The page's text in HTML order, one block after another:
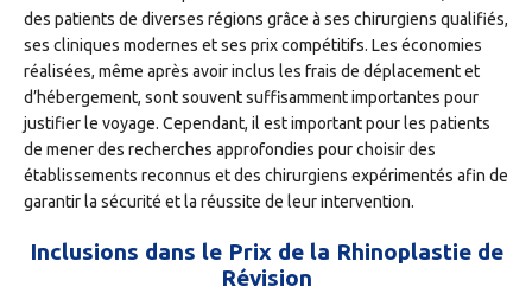
des patients de diverses régions grâce à ses chirurgiens qualifiés,
ses cliniques modernes et ses prix compétitifs. Les économies
réalisées, même après avoir inclus les frais de déplacement et
d’hébergement, sont souvent suffisamment importantes pour
justifier le voyage. Cependant, il est important pour les patients
de mener des recherches approfondies pour choisir des
établissements reconnus et des chirurgiens expérimentés afin de
garantir la sécurité et la réussite de leur intervention.
Inclusions dans le Prix de la Rhinoplastie de
Révision